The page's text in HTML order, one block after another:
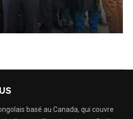
basé au Canada, qui couvre